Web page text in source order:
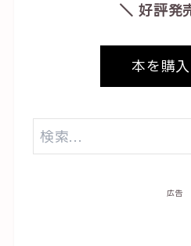
＼ 好評発
本を購
広告